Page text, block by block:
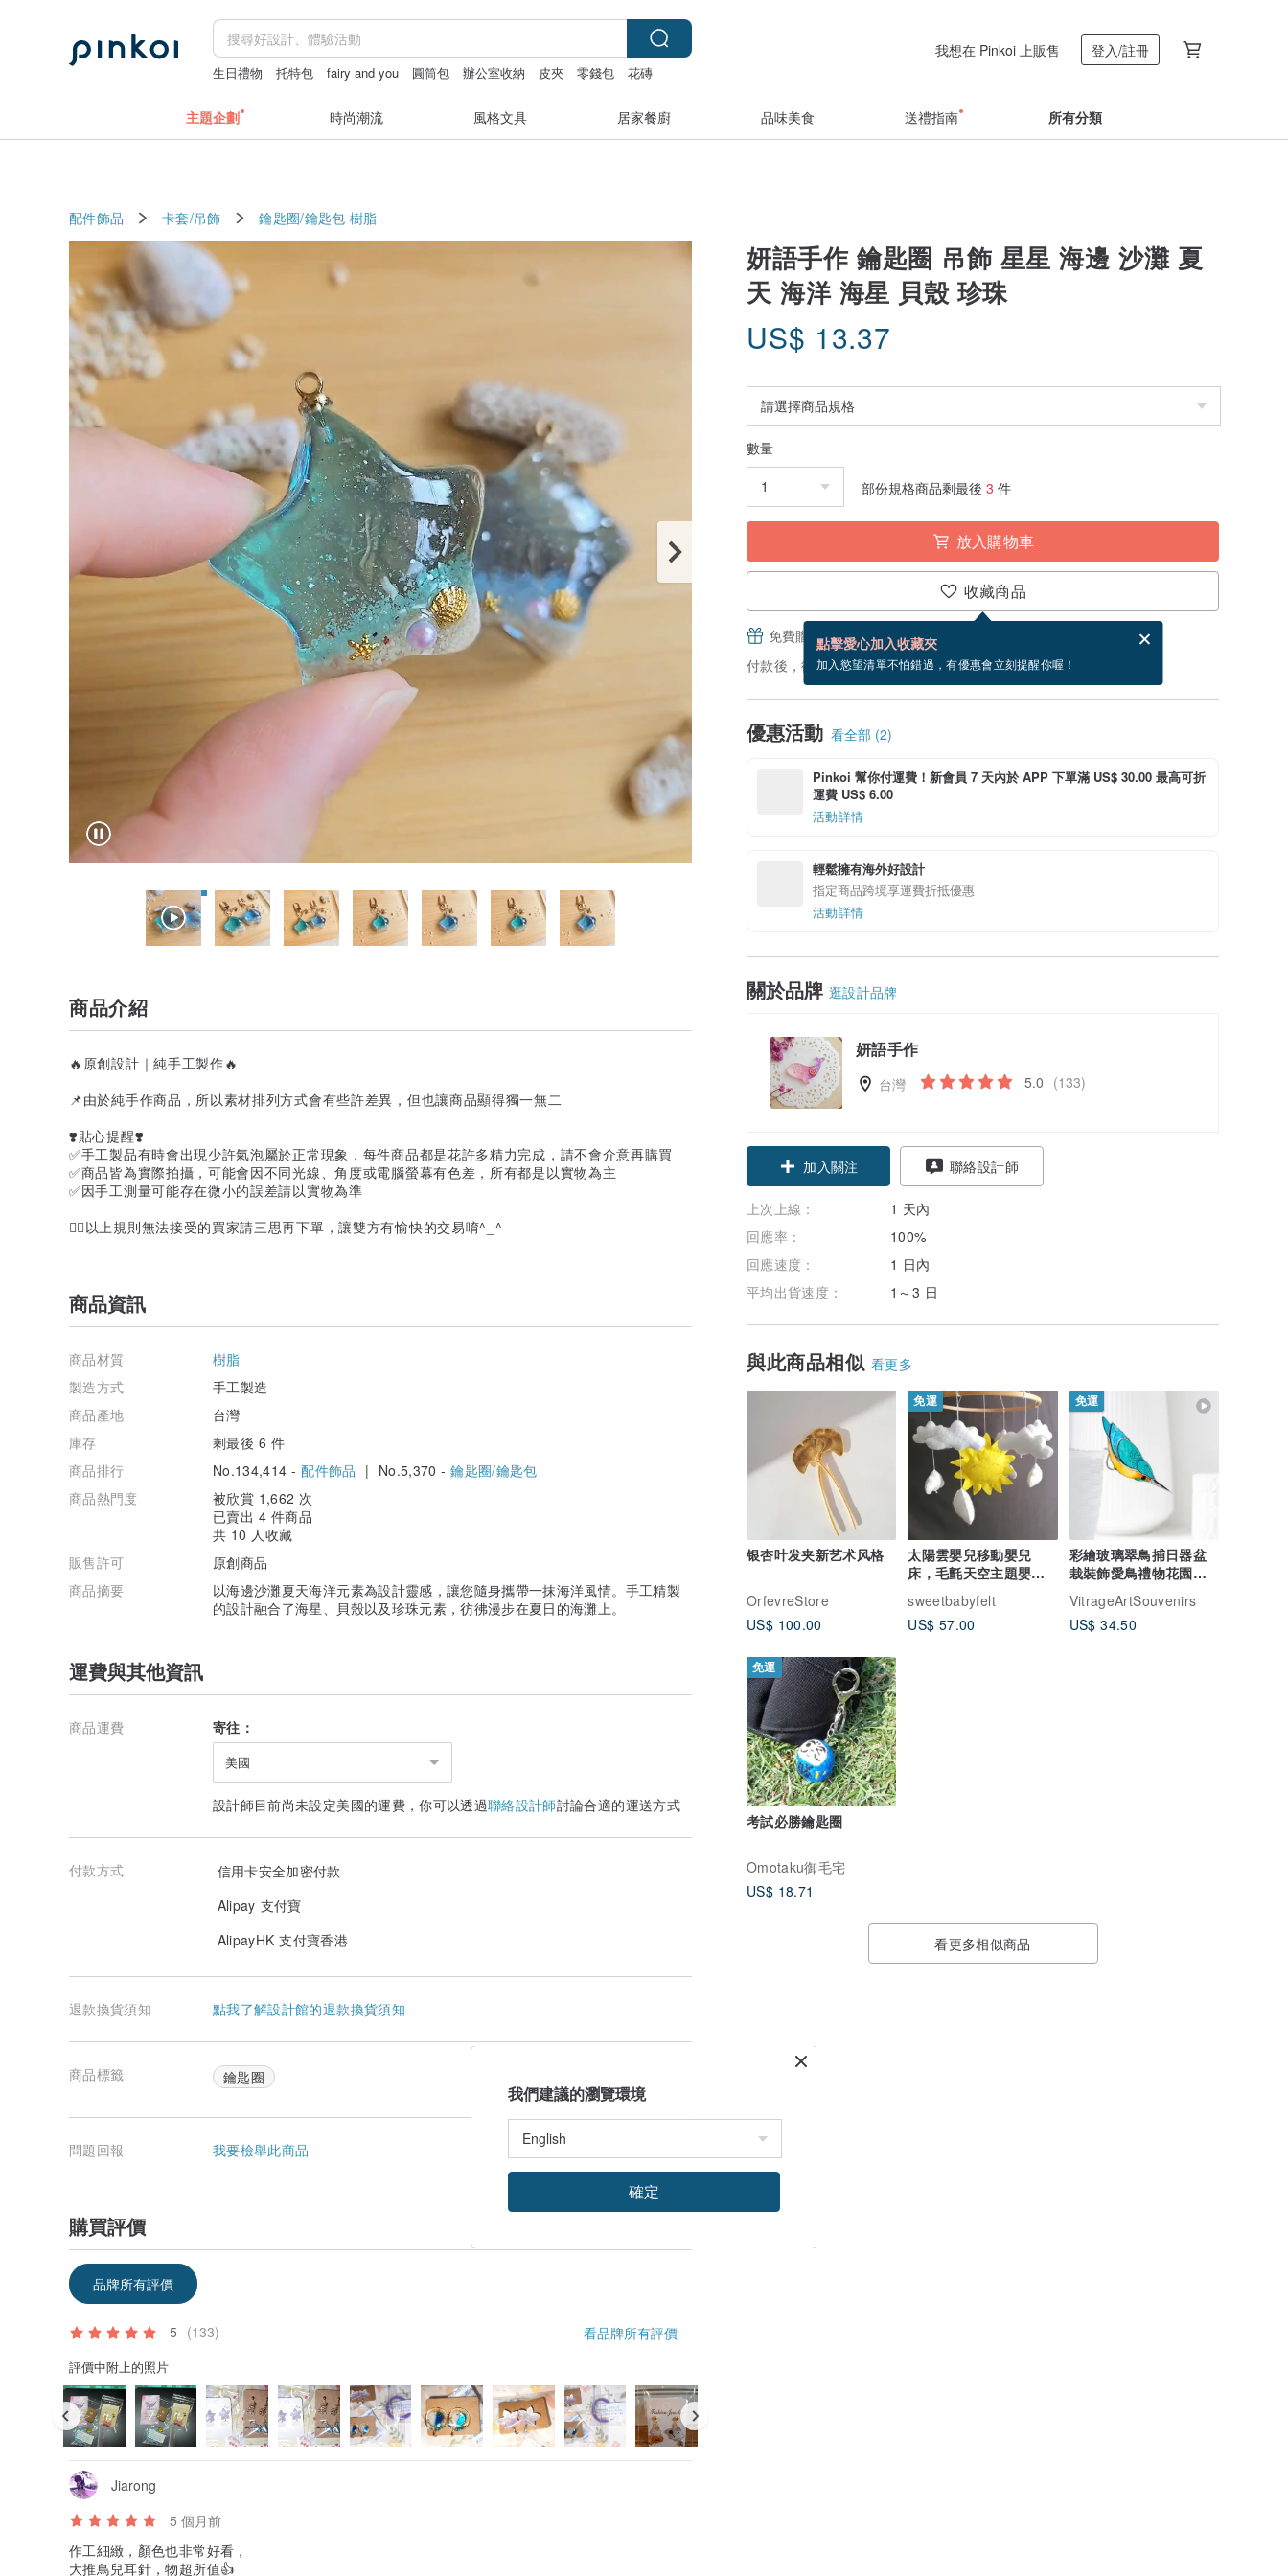
生日禮物 托特包 fairy and you 圓筒包 辦公室收納 皮夾 零錢包 花磚
我想在 Pinkoi 上販售 登入/註冊
主題企劃 時尚潮流 風格文具 居家餐廚 品味美食 送禮指南 所有分類
配件飾品 卡套/吊飾 鑰匙圈/鑰匙包 樹脂
妍語手作 鑰匙圈 吊飾 星星 海邊 沙灘 夏
天 海洋 海星 貝殼 珍珠
US$ 13.37
數量
部份規格商品剩最後 3 件
放入購物車
收藏商品
點擊愛心加入收藏夾
加入慾望清單不怕錯過，有優惠會立刻提醒你喔！
免費贈送電子賀卡，結帳完成後填寫
付款後，從備貨到寄出商品為 5 個工作天。（不包含假日）
優惠活動 看全部 (2)
Pinkoi 幫你付運費！新會員 7 天內於 APP 下單滿 US$ 30.00 最高可折
運費 US$ 6.00
活動詳情
輕鬆擁有海外好設計
指定商品跨境享運費折抵優惠
活動詳情
關於品牌 逛設計品牌
妍語手作
台灣 5.0 (133)
加入關注 聯絡設計師
上次上線：
1 天內
回應率：
100%
回應速度：
1 日內
平均出貨速度：
1～3 日
與此商品相似 看更多
银杏叶发夹新艺术风格
OrfevreStore
US$ 100.00
免運
太陽雲嬰兒移動嬰兒
床，毛氈天空主題嬰兒
床裝飾，中性嬰兒移動
sweetbabyfelt
US$ 57.00
免運
彩繪玻璃翠鳥捕日器盆
栽裝飾愛鳥禮物花園裝
飾
VitrageArtSouvenirs
US$ 34.50
免運
考試必勝鑰匙圈
Omotaku御毛宅
US$ 18.71
看更多相似商品
商品介紹
🔥原創設計｜純手工製作🔥
📌由於純手作商品，所以素材排列方式會有些許差異，但也讓商品顯得獨一無二
❣️貼心提醒❣️
✅手工製品有時會出現少許氣泡屬於正常現象，每件商品都是花許多精力完成，請不會介意再購買
✅商品皆為實際拍攝，可能會因不同光線、角度或電腦螢幕有色差，所有都是以實物為主
✅因手工測量可能存在微小的誤差請以實物為準
🙆‍♀️以上規則無法接受的買家請三思再下單，讓雙方有愉快的交易唷^_^
商品資訊
商品材質
樹脂
製造方式
手工製造
商品產地
台灣
庫存
剩最後 6 件
商品排行
No.134,414 -配件飾品 | No.5,370 -鑰匙圈/鑰匙包
商品熱門度
被欣賞 1,662 次
已賣出 4 件商品
共 10 人收藏
販售許可
原創商品
商品摘要
以海邊沙灘夏天海洋元素為設計靈感，讓您隨身攜帶一抹海洋風情。手工精製
的設計融合了海星、貝殼以及珍珠元素，彷彿漫步在夏日的海灘上。
運費與其他資訊
商品運費 寄往：
美國
設計師目前尚未設定美國的運費，你可以透過聯絡設計師討論合適的運送方式
付款方式
信用卡安全加密付款
Alipay 支付寶
AlipayHK 支付寶香港
退款換貨須知 點我了解設計館的退款換貨須知
商品標籤 鑰匙圈
問題回報 我要檢舉此商品
購買評價
品牌所有評價
5 (133) 看品牌所有評價
評價中附上的照片
Jiarong
5 個月前
作工細緻，顏色也非常好看，
大推鳥兒耳針，物超所值👍
我們建議的瀏覽環境
確定